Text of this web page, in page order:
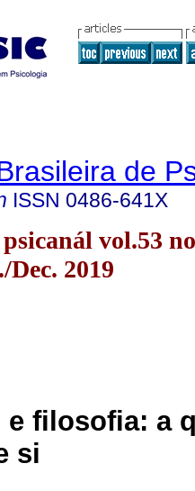
de
ISSN 0486-641X
vol.53
2019
filosofia: a
si